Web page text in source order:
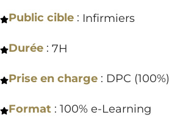
Public cible: Infirmiers
Durée : 7H
Prise en charge : DPC (100%)
Format : 100% e-Learning